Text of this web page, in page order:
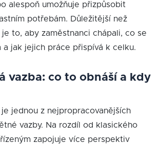
alespoň umožňuje přizpůsobit
potřebám. Důležitější než
to, aby zaměstnanci chápali, co se
a jak jejich práce přispívá k celku.
vazba: co to obnáší a kdy
jednou z nejpropracovanějších
vazby. Na rozdíl od klasického
zapojuje více perspektiv